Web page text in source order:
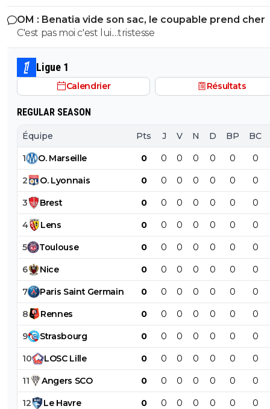
johnny-m71 05 janvier 2026 à 7:32 +182
Mdr
0+ Répondre
reds13
Oui logiquement le but aurait pu être validé, mais c'est
ça
jeffninho +
On se souvient de votre 3-0 avec 3 buts HJ Monaco, on
oubliera jamais 🙂
12 +
girondins, Rio a démissioné
OM : Benatia vide son sac, le coupable prend cher
C'est pas moi c'est lui....tristesse
Ligue 1
Calendrier Résultats
REGULAR SEASON
Équipe Pts J V N D BP BC
1 O. Marseille 0 0 0 0 0 0 0
2 O. Lyonnais 0 0 0 0 0 0 0
3 Brest 0 0 0 0 0 0 0
4 Lens 0 0 0 0 0 0 0
5 Toulouse 0 0 0 0 0 0 0
6 Nice 0 0 0 0 0 0 0
7 Paris Saint Germain 0 0 0 0 0 0 0
8 Rennes 0 0 0 0 0 0 0
9 Strasbourg 0 0 0 0 0 0 0
10 LOSC Lille 0 0 0 0 0 0 0
11 Angers SCO 0 0 0 0 0 0 0
12 Le Havre 0 0 0 0 0 0 0